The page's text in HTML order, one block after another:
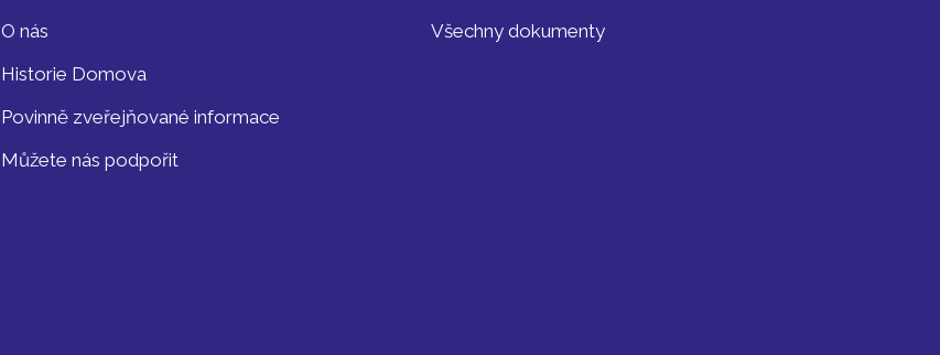
O nás
Historie Domova
Povinně zveřejňované informace
Můžete nás podpořit
Všechny dokumenty